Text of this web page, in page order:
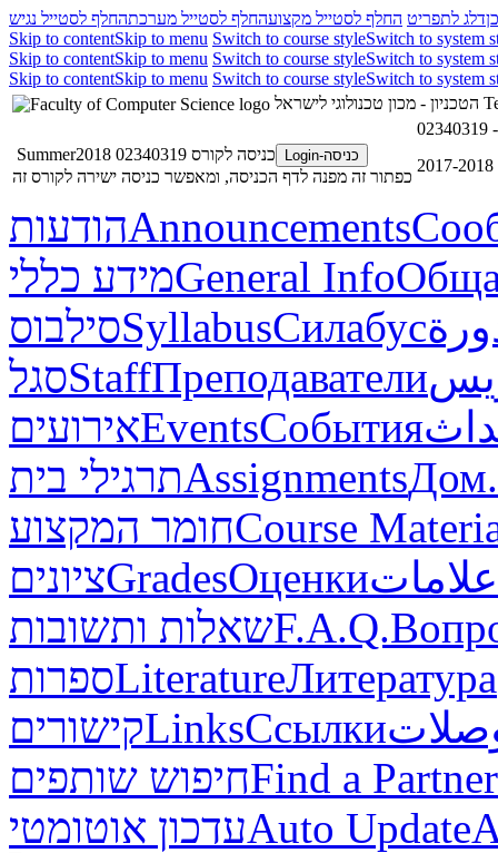
דלג לתפריט החלף לסטייל מקצועהחלף לסטייל מערכתהחלף לסטייל נגיש
Skip to contentSkip to menu Switch to course styleSwitch to system
Skip to contentSkip to menu Switch to course styleSwitch to system
Skip to contentSkip to menu Switch to course styleSwitch to system
כניסה-Login
כניסה לקורס 02340319 Summer2018
כפתור זה מפנה לדף הכניסה, ומאפשר כניסה ישירה לקורס זה
הודעותAnnouncements
מידע כלליGeneral Info
סילבוסSyllabusСилабус
סגלStaffПреподаватели
אירועיםEventsСобытия
תרגילי ביתAssignmentsДом.
חומר המקצועCourse
ציוניםGradesОценкиعلامات
שאלות ותשובותF.A.Q.
ספרותLiteratureЛитература
קישוריםLinksСсылки
חיפוש שותפיםFind a Partner
עדכון אוטומטיAuto Update